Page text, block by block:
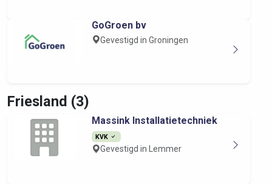
GoGroen bv
Gevestigd in Groningen
Friesland (3)
Massink Installatietechniek
KVK
Gevestigd in Lemmer